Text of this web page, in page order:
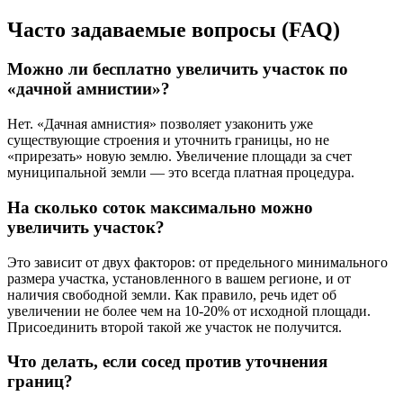
Часто задаваемые вопросы (FAQ)
Можно ли бесплатно увеличить участок по
«дачной амнистии»?
Нет. «Дачная амнистия» позволяет узаконить уже
существующие строения и уточнить границы, но не
«прирезать» новую землю. Увеличение площади за счет
муниципальной земли — это всегда платная процедура.
На сколько соток максимально можно
увеличить участок?
Это зависит от двух факторов: от предельного минимального
размера участка, установленного в вашем регионе, и от
наличия свободной земли. Как правило, речь идет об
увеличении не более чем на 10-20% от исходной площади.
Присоединить второй такой же участок не получится.
Что делать, если сосед против уточнения
границ?